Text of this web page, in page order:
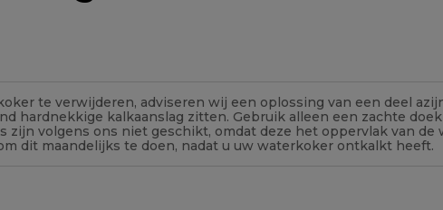
te verwijderen, adviseren wij een oplossing van een deel
hardnekkige kalkaanslag zitten. Gebruik alleen een zachte
volgens ons niet geschikt, omdat deze het oppervlak van
dit maandelijks te doen, nadat u uw waterkoker ontkalkt heeft.